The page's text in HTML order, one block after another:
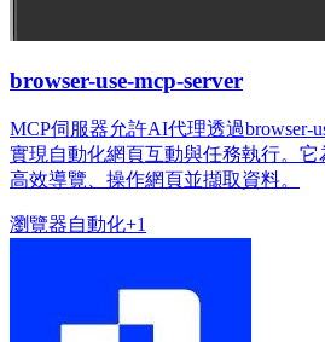
browser-use-mcp-server
MCP伺服器允許AI代理透過browser-
實現自動化網頁互動與任務執行。
高效導覽、操作網頁並擷取資料。
瀏覽器自動化+1